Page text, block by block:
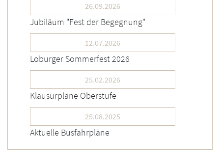
26.09.2026
Jubiläum "Fest der Begegnung"
12.07.2026
Loburger Sommerfest 2026
25.02.2026
Klausurpläne Oberstufe
25.08.2025
Aktuelle Busfahrpläne